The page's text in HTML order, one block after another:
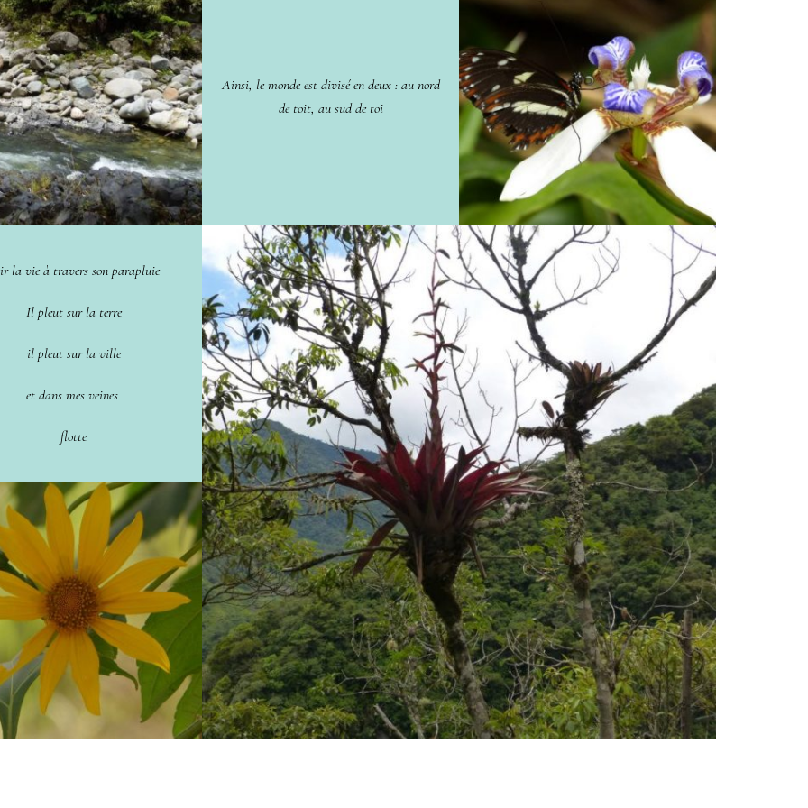
Ainsi, le monde est divisé en deux : au nord
de toit, au sud de toi
la vie à travers son parapluie
Il pleut sur la terre
il pleut sur la ville
et dans mes veines
flotte